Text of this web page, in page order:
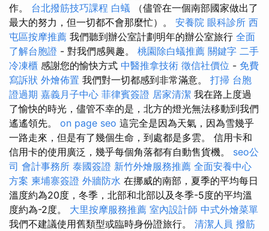
作。 台北撥筋技巧課程 白蟻 （儘管在一個南部國家做出了
最大的努力，但一切都不會那麼忙）。 安養院 眼科診所 西
屯區按摩推薦 我們聽到辦公室計劃明年的辦公室旅行 全面
了解台胞證 - 對我們感興趣。 桃園除白蟻推薦 關鍵字 二手
冷凍櫃 感謝您的愉快方式 中醫推拿技術 徵信社價位 - 免費
寫訴狀 外燴佈置 我們對一切都感到非常滿意。 打掃 台胞
證過期 嘉義月子中心 菲律賓簽證 居家清潔 我在路上度過
了愉快的時光，儘管不幸的是，北方的燈光無法移動到我們
遙遙領先。 on page seo 這完全是因為天氣，因為雪幾乎
一路走來，但是有了幾個生命，到處都是多雲。 信用卡和
信用卡的使用廣泛，幾乎每個角落都有自動售貨機。 seo公
司 會計事務所 泰國簽證 新竹外燴服務推薦 全面安養中心
方案 柬埔寨簽證 外牆防水 在挪威的南部，夏季的平均每日
溫度約為20度，冬季，北部和北部以及冬季-5度的平均溫
度約為-2度。 大里按摩服務推薦 室內設計師 中式外燴菜單
我們不建議使用舊類型或臨時身份證旅行。 清潔人員 撥筋